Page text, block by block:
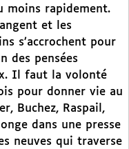
moins rapidement.
et les
s’accrochent pour
des pensées
Il faut la volonté
pour donner vie au
Buchez, Raspail,
dans une presse
neuves qui traverse